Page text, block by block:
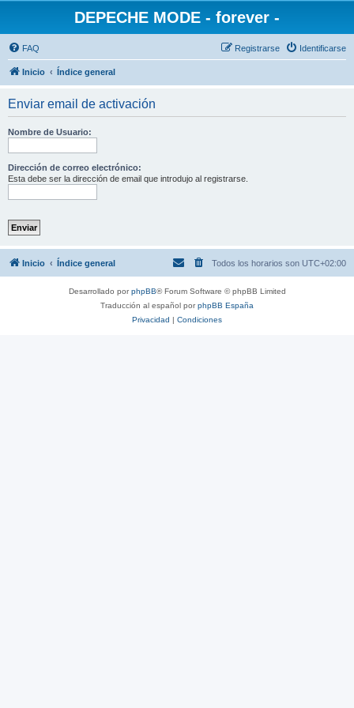
DEPECHE MODE - forever -
FAQ Identificarse
Registrarse
Inicio Índice general
Enviar email de activación
Nombre de Usuario:
Dirección de correo electrónico:
Esta debe ser la dirección de email que introdujo al registrarse.
Inicio Índice general Todos los horarios son UTC+02:00
Desarrollado porphpBB® Forum Software © phpBB Limited
Traducción al español porphpBB España
Privacidad | Condiciones